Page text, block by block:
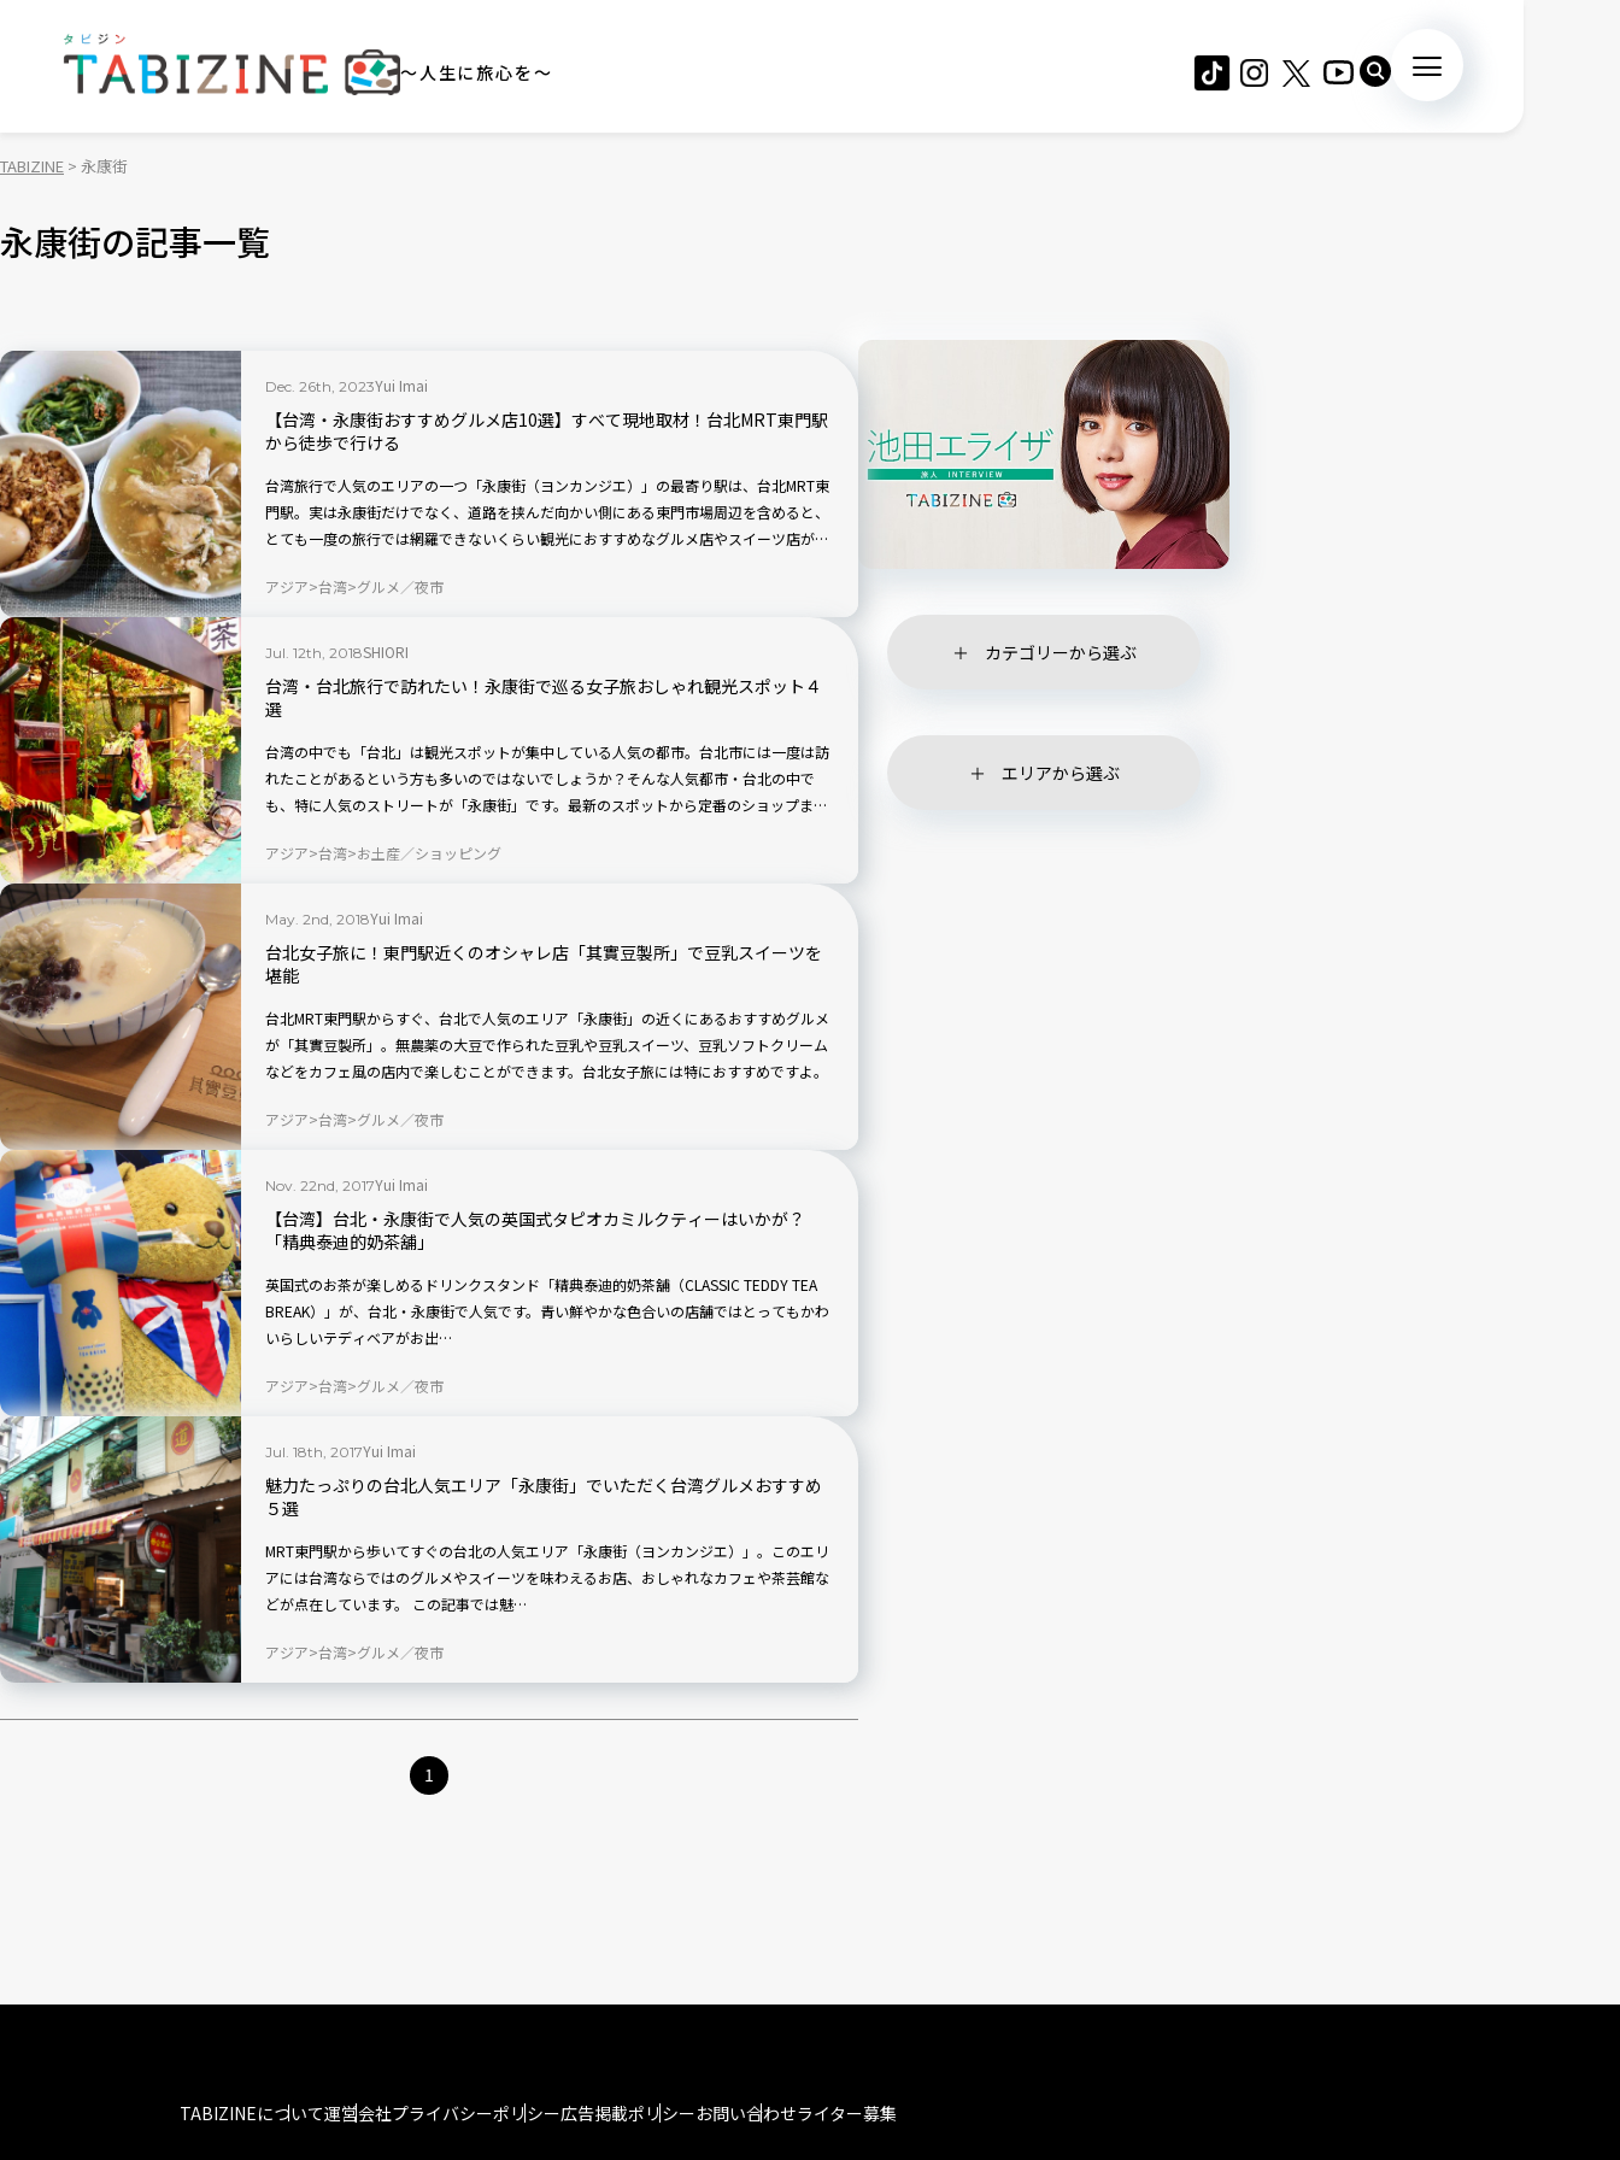
～人生に旅心を～
TABIZINE 永康街
永康街の記事一覧
Dec. 26th, 2023Yui Imai
【台湾・永康街おすすめグルメ店10選】すべて現地取材！台北MRT東門駅
から徒歩で行ける
台湾旅行で人気のエリアの一つ「永康街（ヨンカンジエ）」の最寄り駅は、台北MRT東
門駅。実は永康街だけでなく、道路を挟んだ向かい側にある東門市場周辺を含めると、
とても一度の旅行では網羅できないくらい観光におすすめなグルメ店やスイーツ店がた
メ店を10選紹介します。
アジア 台湾 グルメ／夜市
Jul. 12th, 2018SHIORI
台湾・台北旅行で訪れたい！永康街で巡る女子旅おしゃれ観光スポット４
選
台湾の中でも「台北」は観光スポットが集中している人気の都市。台北市には一度は訪
れたことがあるという方も多いのではないでしょうか？そんな人気都市・台北の中で
も、特に人気のストリートが「永康街」です。最新のスポットから定番のショップま
アジア 台湾 お土産／ショッピング
May. 2nd, 2018Yui Imai
台北女子旅に！東門駅近くのオシャレ店「其實豆製所」で豆乳スイーツを
堪能
台北MRT東門駅からすぐ、台北で人気のエリア「永康街」の近くにあるおすすめグルメ
が「其實豆製所」。無農薬の大豆で作られた豆乳や豆乳スイーツ、豆乳ソフトクリーム
などをカフェ風の店内で楽しむことができます。台北女子旅には特におすすめですよ。
アジア 台湾 グルメ／夜市
Nov. 22nd, 2017Yui Imai
【台湾】台北・永康街で人気の英国式タピオカミルクティーはいかが？
「精典泰迪的奶茶舖」
英国式のお茶が楽しめるドリンクスタンド「精典泰迪的奶茶舖（CLASSIC TEDDY TEA
BREAK）」が、台北・永康街で人気です。青い鮮やかな色合いの店舗ではとってもかわ
いらしいテディベアがお出…
アジア 台湾 グルメ／夜市
Jul. 18th, 2017Yui Imai
魅力たっぷりの台北人気エリア「永康街」でいただく台湾グルメおすすめ
５選
MRT東門駅から歩いてすぐの台北の人気エリア「永康街（ヨンカンジエ）」。このエリ
アには台湾ならではのグルメやスイーツを味わえるお店、おしゃれなカフェや茶芸館な
どが点在しています。 この記事では魅…
アジア 台湾 グルメ／夜市
1
カテゴリーから選ぶ
エリアから選ぶ
TABIZINEについて運営会社プライバシーポリシー広告掲載ポリシーお問い合わせライター募集